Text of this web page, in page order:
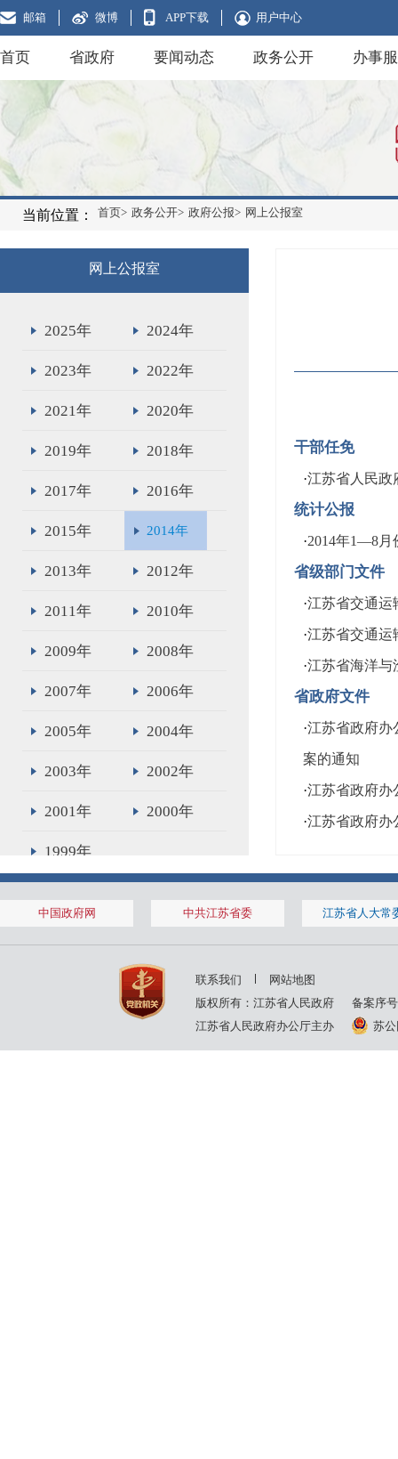
邮箱 微博 APP下载 用户中心
首页 省政府 要闻动态 政务公开 办事
当前位置： 首页> 政务公开> 政府公报> 网上公报室
网上公报室
2025年 2024年
2023年 2022年
2021年 2020年
2019年 2018年
2017年 2016年
2015年 2014年
2013年 2012年
2011年 2010年
2009年 2008年
2007年 2006年
2005年 2004年
2003年 2002年
2001年 2000年
1999年
干部任免
·江苏省人民政
统计公报
·2014年1—8月
省级部门文件
·江苏省交通运
·江苏省交通运
·江苏省海洋与
省政府文件
·江苏省政府办
案的通知
·江苏省政府办
·江苏省政府办
中国政府网 中共江苏省委 江苏省人大常
联系我们
网站地图
版权所有：江苏省人民政府
备案序
江苏省人民政府办公厅主办
苏